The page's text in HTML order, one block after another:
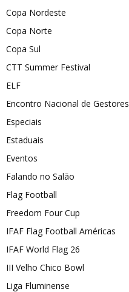
Copa Nordeste
Copa Norte
Copa Sul
CTT Summer Festival
ELF
Encontro Nacional de Gestores
Especiais
Estaduais
Eventos
Falando no Salão
Flag Football
Freedom Four Cup
IFAF Flag Football Américas
IFAF World Flag 26
III Velho Chico Bowl
Liga Fluminense